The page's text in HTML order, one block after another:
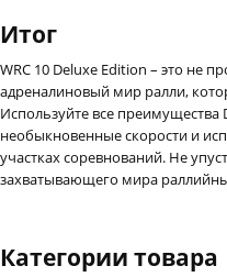
Итог
WRC 10 Deluxe Edition – это не
адреналиновый мир ралли,
Используйте все
необыкновенные скорости и
участках соревнований. Не
захватывающего мира
Категории товара